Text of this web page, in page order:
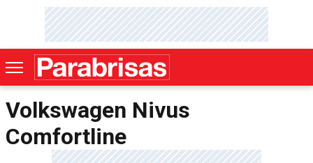
Volkswagen Nivus
Comfortline